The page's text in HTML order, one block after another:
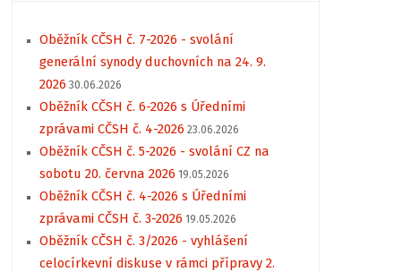
Oběžník CČSH č. 7-2026 - svolání
generální synody duchovních na 24. 9.
2026 30.06.2026
Oběžník CČSH č. 6-2026 s Úředními
zprávami CČSH č. 4-2026 23.06.2026
Oběžník CČSH č. 5-2026 - svolání CZ na
sobotu 20. června 2026 19.05.2026
Oběžník CČSH č. 4-2026 s Úředními
zprávami CČSH č. 3-2026 19.05.2026
Oběžník CČSH č. 3/2026 - vyhlášení
celocírkevní diskuse v rámci přípravy 2.